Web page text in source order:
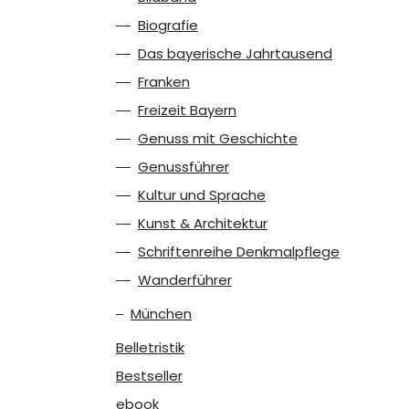
Biografie
Das bayerische Jahrtausend
Franken
Freizeit Bayern
Genuss mit Geschichte
Genussführer
Kultur und Sprache
Kunst & Architektur
Schriftenreihe Denkmalpflege
Wanderführer
München
Belletristik
Bestseller
ebook